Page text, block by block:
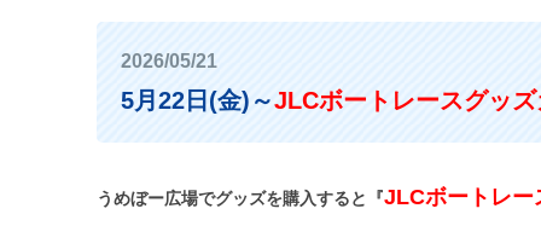
2026/05/21
5月22日(金)～JLCボートレースグッ
うめぼー広場でグッズを購入すると『JLCボートレー